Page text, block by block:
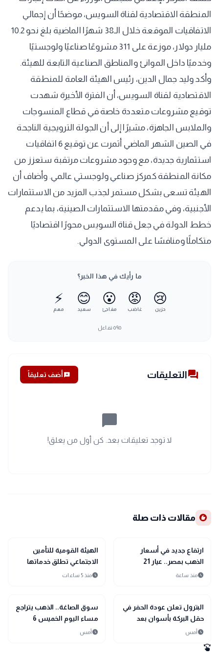
المنطقة الاقتصادية لقناة السويس، موضحًا أن إجمالي
الاتفاقيات الموقعة خلال الـ38 شهرًا الماضية بلغ نحو 10.2
مليار دولار، موزعة على 311 مشروعًا صناعيًا ولوجستيًا
وخدميًا داخل الموانئ والمناطق الصناعية التابعة للهيئة.
وأكد وليد جمال الدين، رئيس الهيئة العامة للمنطقة
الاقتصادية لقناة السويس، أن الفترة الأخيرة شهدت
توقيع مشروعات متعددة خاصة في قطاع المنسوجات
والملابس الجاهزة، مشيرًا إلى أن الجولة الترويجية الناجحة
في الصين الشهر الماضي أثمرت عن توقيع 6 اتفاقيات
استثمارية جديدة، مع وجود مشروعات مرتقبة ستعزز من
مكانة المنطقة كمركز صناعي ولوجستي عالمي. وأضاف أن
الهيئة تسعى بشكل مستمر لجذب المزيد من الاستثمارات
الأجنبية، وفي مقدمتها الاستثمارات الصينية، بما يدعم
خطط الدولة في جعل قناة السويس محورًا اقتصاديًا
متكاملًا ومنافسًا على المستوى الدولي.
ما رأيك في هذا الخبر؟
😢
حزين
😡
غاضب
😮
مفاجئ
😊
سعيد
⚡
مهم
٥٩٥تفاعل
forumالتعليقات add_commentأضف تعليقاً
chat_bubble_outline
لا توجد تعليقات بعد. كن أول من يعلق!
recommend مقالات ذات صلة
trending_up
اقتصاد
ارتفاع جديد في أسعار
الذهب بمصر.. عيار 21
scheduleمنذ ساعة
interests
منوعات
الهيئة القومية للتأمين
الاجتماعي تطلق خدماتها
إلكترونيًا
scheduleمنذ 5 ساعات
trending_up
اقتصاد
البترول تعلن عودة الحفر في
حقل البركة بأسوان بعد
schedule أمس
trending_up
اقتصاد
سوق الصاغة.. الذهب يتراجع
مساء اليوم الخميس 6
أغسطس 2026
schedule أمس
swipe